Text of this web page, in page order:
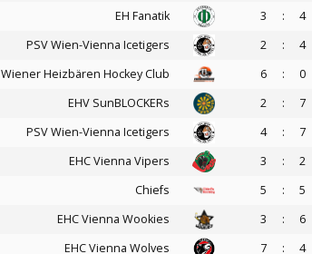
EH Fanatik 3 : 4
PSV Wien-Vienna Icetigers 2 : 4
Wiener Heizbären Hockey Club 6 : 0
EHV SunBLOCKERs 2 : 7
PSV Wien-Vienna Icetigers 4 : 7
EHC Vienna Vipers 3 : 2
Chiefs 5 : 5
EHC Vienna Wookies 3 : 6
EHC Vienna Wolves 7 : 4